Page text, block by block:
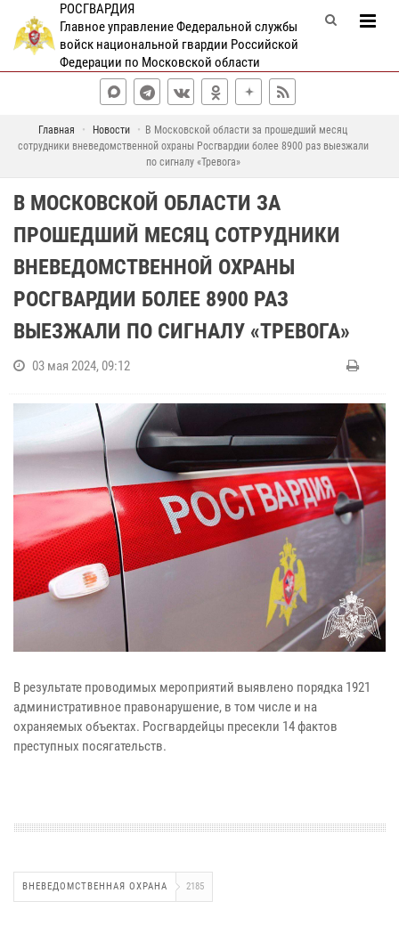
РОСГВАРДИЯ
Главное управление Федеральной службы
войск национальной гвардии Российской
Федерации по Московской области
Главная Новости
В Московской области за прошедший месяц
сотрудники вневедомственной охраны Росгвардии более 8900 раз выезжали
по сигналу «Тревога»
В МОСКОВСКОЙ ОБЛАСТИ ЗА
ПРОШЕДШИЙ МЕСЯЦ СОТРУДНИКИ
ВНЕВЕДОМСТВЕННОЙ ОХРАНЫ
РОСГВАРДИИ БОЛЕЕ 8900 РАЗ
ВЫЕЗЖАЛИ ПО СИГНАЛУ «ТРЕВОГА»
03 мая 2024, 09:12
В результате проводимых мероприятий выявлено порядка 1921
административное правонарушение, в том числе и на
охраняемых объектах. Росгвардейцы пресекли 14 фактов
преступных посягательств.
ВНЕВЕДОМСТВЕННАЯ ОХРАНА 2185